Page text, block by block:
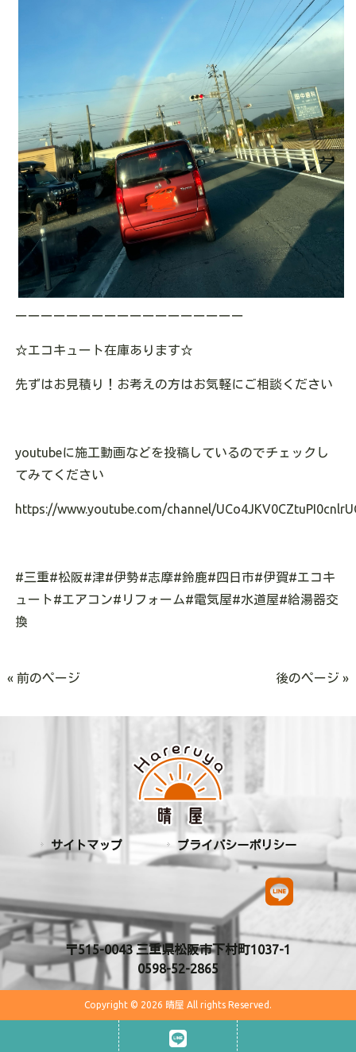
ーーーーーーーーーーーーーーーーーー
☆エコキュート在庫あります☆
先ずはお見積り！お考えの方はお気軽にご相談ください
youtubeに施工動画などを投稿しているのでチェックし
てみてください
https://www.youtube.com/channel/
#三重#松阪#津#伊勢#志摩#鈴鹿#四日市#伊賀#エコキ
ュート#エアコン#リフォーム#電気屋#水道屋#給湯器交
換
« 前のページ 後のページ »
サイトマップ プライバシーポリシー
〒515-0043 三重県松阪市下村町1037-1
0598-52-2865
Copyright © 2026 晴屋 All rights Reserved.